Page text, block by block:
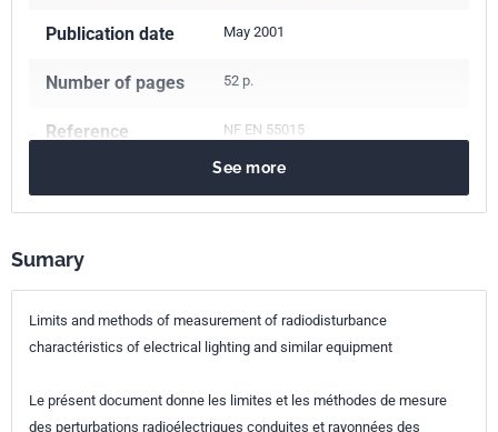
Publication date May 2001
Number of pages 52 p.
Reference NF EN 55015
29.140.01
33.100.10Emission
index
Print number 1 - juin 2001
kinship
See more
Sumary
Limits and methods of measurement of radiodisturbance
charactéristics of electrical lighting and similar equipment
Le présent document donne les limites et les méthodes de mesure
des perturbations radioélectriques conduites et rayonnées des